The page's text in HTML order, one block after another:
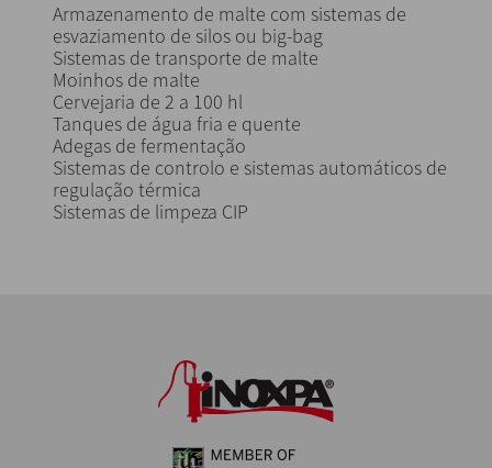
Armazenamento de malte com sistemas de
esvaziamento de silos ou big-bag
Sistemas de transporte de malte
Moinhos de malte
Cervejaria de 2 a 100 hl
Tanques de água fria e quente
Adegas de fermentação
Sistemas de controlo e sistemas automáticos de
regulação térmica
Sistemas de limpeza CIP